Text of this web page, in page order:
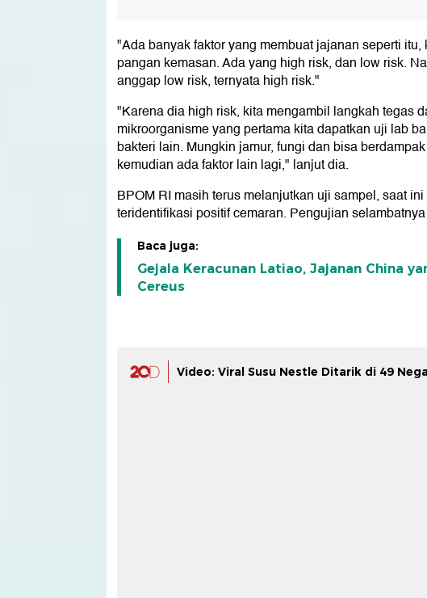
"Ada banyak faktor yang membuat jajanan seperti
pangan kemasan. Ada yang high risk, dan low risk.
anggap low risk, ternyata high risk."
"Karena dia high risk, kita mengambil langkah tegas
mikroorganisme yang pertama kita dapatkan uji lab
bakteri lain. Mungkin jamur, fungi dan bisa
kemudian ada faktor lain lagi," lanjut dia.
BPOM RI masih terus melanjutkan uji sampel, saat
teridentifikasi positif cemaran. Pengujian
Baca juga:
Gejala Keracunan Latiao, Jajanan China
Cereus
Video: Viral Susu Nestle Ditarik di 49